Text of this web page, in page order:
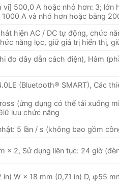
vi] 500,0 A hoặc nhỏ hơn: 3;
A và nhỏ hơn hoặc bằng
hiện AC / DC tự động, chức
năng lọc, giữ giá trị hiển thị,
đo dây dẫn cách điện), Hàm
(Bluetooth® SMART), Các
(ứng dụng có thể tải xuống
lưu chức năng
5 lần / s (không bao gồm
× 2, Sử dụng liên tục: 24 giờ
W × 18 mm (0,71 in) D, φ55